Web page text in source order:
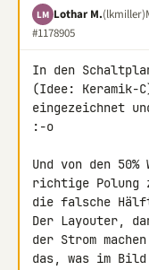
LM Lothar M.(lkmiller)
#1178905
In den
(Idee: Keramik-
eingezeichnet
:-o
Und von den
richtige Polung
die falsche
Der Layouter,
der Strom
das, was im